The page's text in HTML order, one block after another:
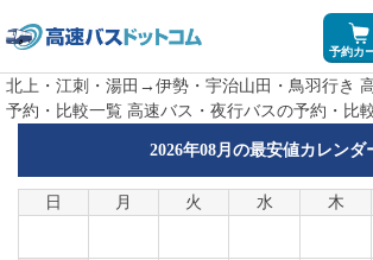
予約カ
北上・江刺・湯田→伊勢・宇治山田・鳥羽行き
予約・比較一覧 高速バス・夜行バスの予約・比
2026年08月の最安値カレンダ
日 月 火 水 木